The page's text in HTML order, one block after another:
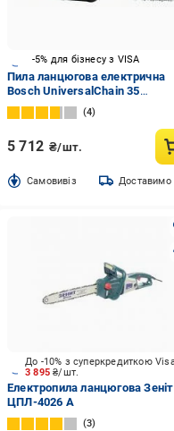
-5% для бізнесу з VISA
Пила ланцюгова електрична
Bosch UniversalChain 35
(0.600.8B8.300)
4
5 712 ₴/шт.
Cамовивіз Доставимо
3 895₴/шт.
Електропила ланцюгова Зеніт
ЦПЛ-4026 А
3